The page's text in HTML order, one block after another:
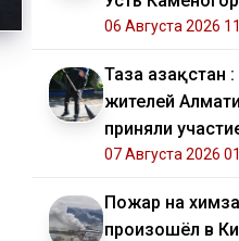
последствия
06 Августа 2026
Таза Қазақстан
жителей
приняли
экологической
07 Августа 2026
Пожар на
произошёл в